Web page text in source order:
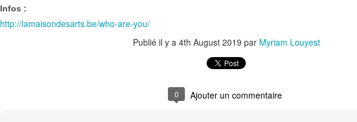
Infos :
http://lamaisondesarts.be/who-are-you/
Publié il y a 4th August 2019 par Myriam Louyest
0 Ajouter un commentaire